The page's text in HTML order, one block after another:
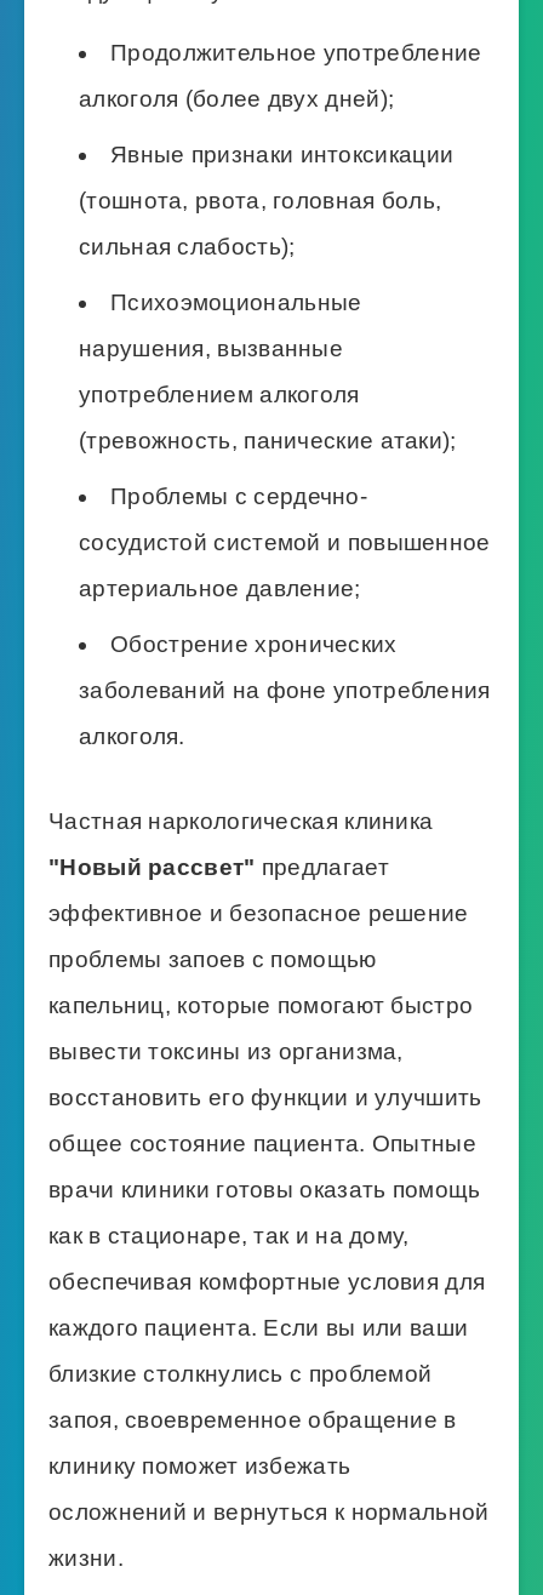
Продолжительное употребление
алкоголя (более двух дней);
Явные признаки интоксикации
(тошнота, рвота, головная боль,
сильная слабость);
Психоэмоциональные
нарушения, вызванные
употреблением алкоголя
(тревожность, панические атаки);
Проблемы с сердечно-
сосудистой системой и повышенное
артериальное давление;
Обострение хронических
заболеваний на фоне употребления
алкоголя.
Частная наркологическая клиника
"Новый рассвет" предлагает
эффективное и безопасное решение
проблемы запоев с помощью
капельниц, которые помогают быстро
вывести токсины из организма,
восстановить его функции и улучшить
общее состояние пациента. Опытные
врачи клиники готовы оказать помощь
как в стационаре, так и на дому,
обеспечивая комфортные условия для
каждого пациента. Если вы или ваши
близкие столкнулись с проблемой
запоя, своевременное обращение в
клинику поможет избежать
осложнений и вернуться к нормальной
жизни.